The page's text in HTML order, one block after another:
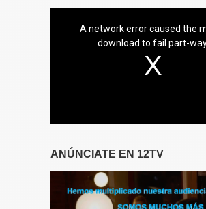
A network error caused the
download to fail part-
ANÚNCIATE EN 12TV